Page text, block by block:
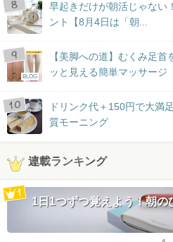
早起きだけが朝活じゃない
ント【8月4日は「朝...
BLOG
【美脚への道】むくみ足
ッと見える簡単マッサージ
ドリンク代＋150円で大満
質モーニング
連載ランキング
1日1つずつ覚えよう！朝の